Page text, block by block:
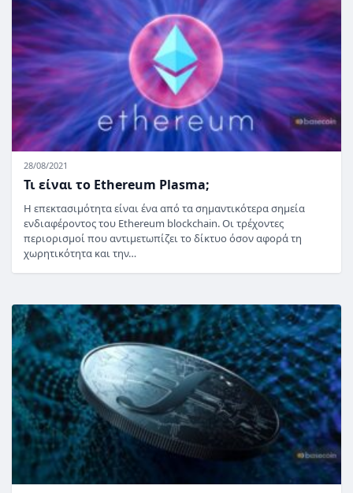
28/08/2021
Τι είναι το Ethereum Plasma;
Η επεκτασιμότητα είναι ένα από τα σημαντικότερα σημεία
ενδιαφέροντος του Ethereum blockchain. Οι τρέχοντες
περιορισμοί που αντιμετωπίζει το δίκτυο όσον αφορά τη
χωρητικότητα και την…